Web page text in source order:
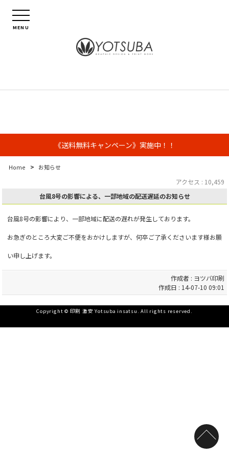
MENU
《送料無料キャンペーン》実施中！！
Home > お知らせ
アクセス : 10,459
台風8号の影響による、一部地域の配送遅延のお知らせ
台風8号の影響により、一部地域に配送の遅れが発生しております。
お急ぎのところ大変ご不便をおかけしますが、何卒ご了承くださいます様お願
い申し上げます。
作成者 : ヨツバ印刷
作成日 : 14-07-10 09:01
Copyright © 印刷 激安 Yotsuba insatsu. All rights reserved.